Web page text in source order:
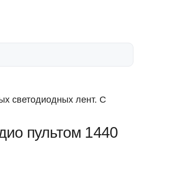
светодиодных лент. С
пультом 1440